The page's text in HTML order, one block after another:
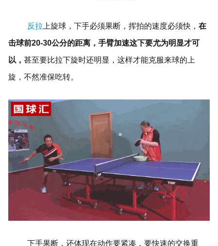
反拉 上旋球，下手必须果断，挥拍的速度必须快，在
击球前20-30公分的距离，手臂加速这下要尤为明显才可
以， 甚至要比拉下旋时还明显，这样才能克服来球的上
旋，不然准保吃转。
下手果断，还体现在动作要紧凑，要快速的交换重